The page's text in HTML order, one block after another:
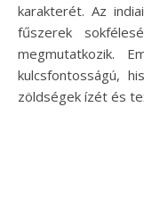
karakterét. Az
fűszerek
megmutatkozik.
kulcsfontosságú,
zöldségek ízét és